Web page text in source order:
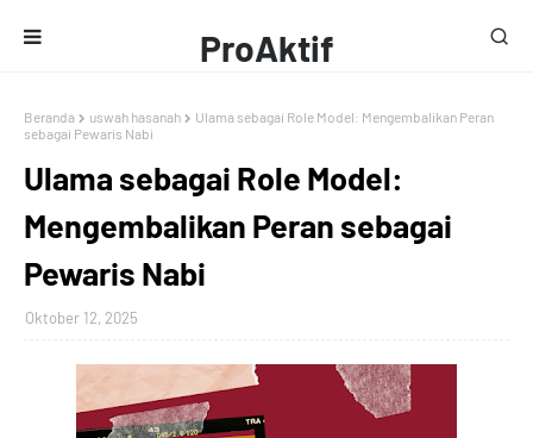
ProAktif
Media
Beranda uswah hasanah
Ulama sebagai Role Model: Mengembalikan Peran
sebagai Pewaris Nabi
Ulama sebagai Role Model:
Mengembalikan Peran sebagai
Pewaris Nabi
Oktober 12, 2025